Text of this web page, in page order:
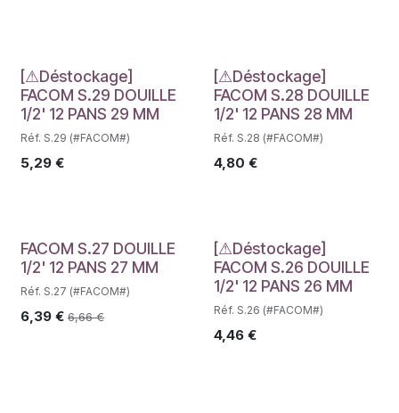
Déstockage
[⚠Déstockage]
FACOM S.29 DOUILLE
1/2' 12 PANS 29 MM
Réf. S.29 (#FACOM#)
5,29 €
Déstockage
[⚠Déstockage]
FACOM S.28 DOUILLE
1/2' 12 PANS 28 MM
Réf. S.28 (#FACOM#)
4,80 €
FACOM S.27 DOUILLE
1/2' 12 PANS 27 MM
Réf. S.27 (#FACOM#)
6,39 € 6,66€
Déstockage
[⚠Déstockage]
FACOM S.26 DOUILLE
1/2' 12 PANS 26 MM
Réf. S.26 (#FACOM#)
4,46€